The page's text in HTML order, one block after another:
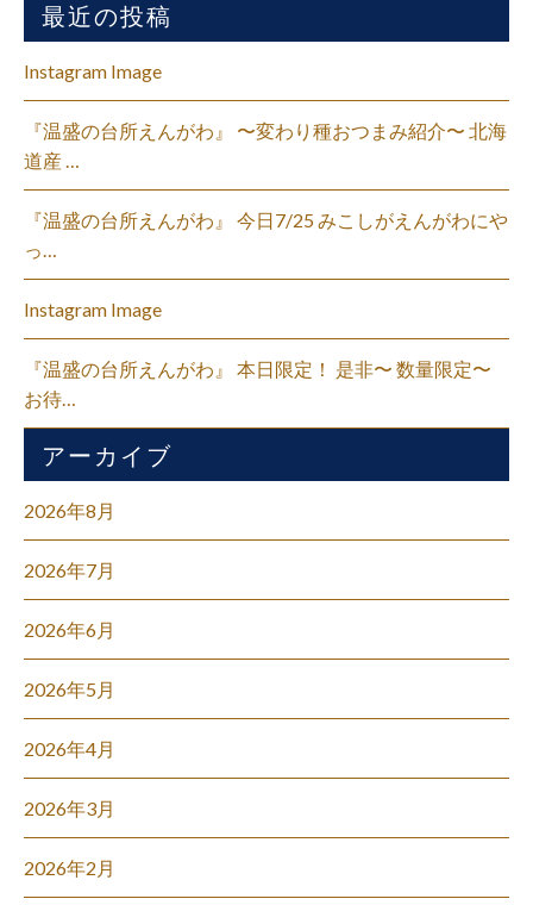
最近の投稿
Instagram Image
『温盛の台所えんがわ』 〜変わり種おつまみ紹介〜 北海
道産 …
『温盛の台所えんがわ』 今日7/25 みこしがえんがわにや
っ…
Instagram Image
『温盛の台所えんがわ』 本日限定！ 是非〜 数量限定〜
お待…
アーカイブ
2026年8月
2026年7月
2026年6月
2026年5月
2026年4月
2026年3月
2026年2月